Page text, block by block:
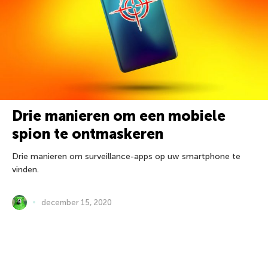
Drie manieren om een mobiele
spion te ontmaskeren
Drie manieren om surveillance-apps op uw smartphone te
vinden.
december 15, 2020